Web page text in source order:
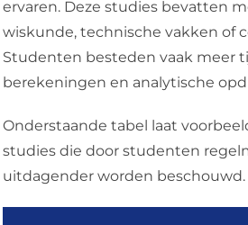
ervaren. Deze studies bevatten
wiskunde, technische vakken of
Studenten besteden vaak meer
berekeningen en analytische
Onderstaande tabel laat
studies die door studenten
uitdagender worden beschouwd.